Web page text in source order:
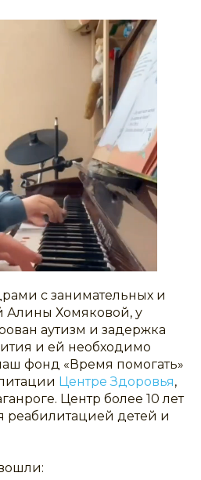
с занимательных и
Алины Хомяковой, у
аутизм и задержка
и ей необходимо
фонд «Время помогать»
Центре Здоровья,
Центр более 10 лет
реабилитацией детей и